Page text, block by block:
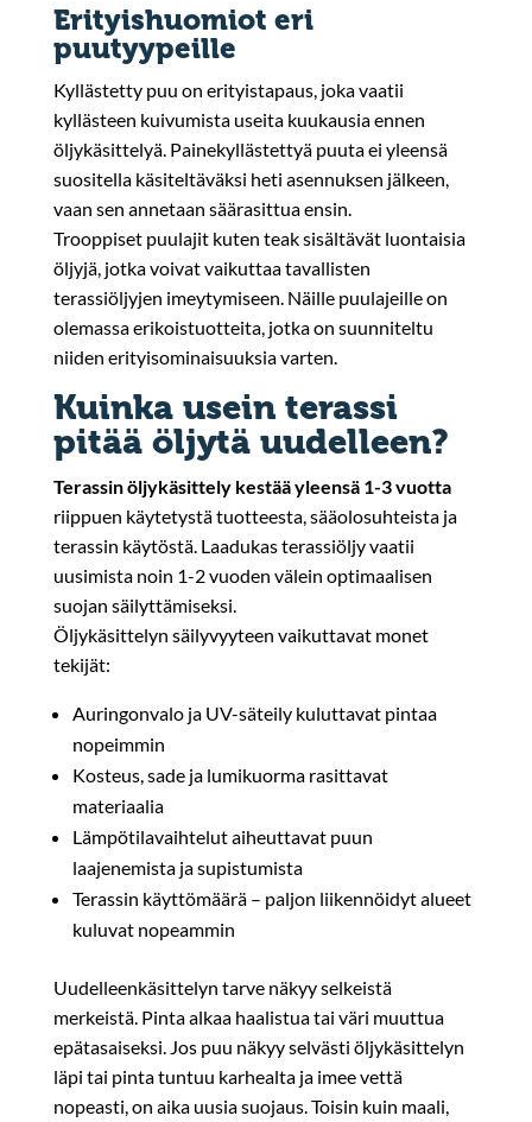
Erityishuomiot eri
puutyypeille
Kyllästetty puu on erityistapaus, joka vaatii
kyllästeen kuivumista useita kuukausia ennen
öljykäsittelyä. Painekyllästettyä puuta ei yleensä
suositella käsiteltäväksi heti asennuksen jälkeen,
vaan sen annetaan säärasittua ensin.
Trooppiset puulajit kuten teak sisältävät luontaisia
öljyjä, jotka voivat vaikuttaa tavallisten
terassiöljyjen imeytymiseen. Näille puulajeille on
olemassa erikoistuotteita, jotka on suunniteltu
niiden erityisominaisuuksia varten.
Kuinka usein terassi
pitää öljytä uudelleen?
Terassin öljykäsittely kestää yleensä 1-3 vuotta
riippuen käytetystä tuotteesta, sääolosuhteista ja
terassin käytöstä. Laadukas terassiöljy vaatii
uusimista noin 1-2 vuoden välein optimaalisen
suojan säilyttämiseksi.
Öljykäsittelyn säilyvyyteen vaikuttavat monet
tekijät:
Auringonvalo ja UV-säteily kuluttavat pintaa
nopeimmin
Kosteus, sade ja lumikuorma rasittavat
materiaalia
Lämpötilavaihtelut aiheuttavat puun
laajenemista ja supistumista
Terassin käyttömäärä – paljon liikennöidyt alueet
kuluvat nopeammin
Uudelleenkäsittelyn tarve näkyy selkeistä
merkeistä. Pinta alkaa haalistua tai väri muuttua
epätasaiseksi. Jos puu näkyy selvästi öljykäsittelyn
läpi tai pinta tuntuu karhealta ja imee vettä
nopeasti, on aika uusia suojaus. Toisin kuin maali,